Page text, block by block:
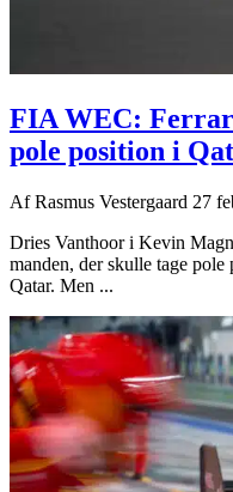
FIA WEC:
pole position i
AfRasmus Vestergaard 27
Dries Vanthoor i Kevin
manden, der skulle tage
Qatar. Men ...